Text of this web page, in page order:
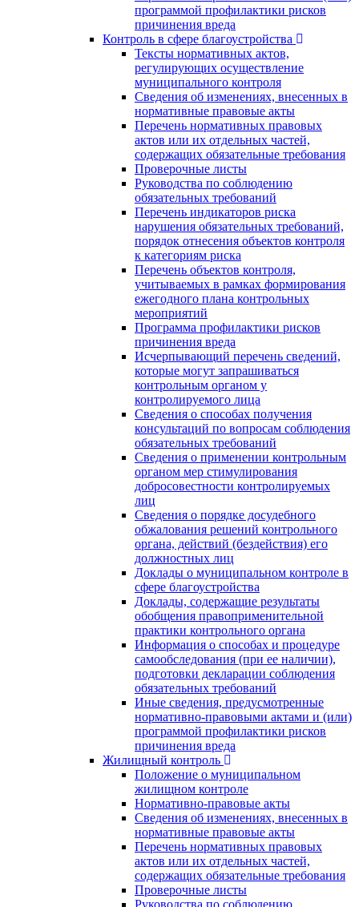
программой профилактики рисков
причинения вреда
Контроль в сфере благоустройства
Тексты нормативных актов,
регулирующих осуществление
муниципального контроля
Сведения об изменениях, внесенных в
нормативные правовые акты
Перечень нормативных правовых
актов или их отдельных частей,
содержащих обязательные требования
Проверочные листы
Руководства по соблюдению
обязательных требований
Перечень индикаторов риска
нарушения обязательных требований,
порядок отнесения объектов контроля
к категориям риска
Перечень объектов контроля,
учитываемых в рамках формирования
ежегодного плана контрольных
мероприятий
Программа профилактики рисков
причинения вреда
Исчерпывающий перечень сведений,
которые могут запрашиваться
контрольным органом у
контролируемого лица
Сведения о способах получения
консультаций по вопросам соблюдения
обязательных требований
Сведения о применении контрольным
органом мер стимулирования
добросовестности контролируемых
лиц
Сведения о порядке досудебного
обжалования решений контрольного
органа, действий (бездействия) его
должностных лиц
Доклады о муниципальном контроле в
сфере благоустройства
Доклады, содержащие результаты
обобщения правоприменительной
практики контрольного органа
Информация о способах и процедуре
самообследования (при ее наличии),
подготовки декларации соблюдения
обязательных требований
Иные сведения, предусмотренные
нормативно-правовыми актами и (или)
программой профилактики рисков
причинения вреда
Жилищный контроль
Положение о муниципальном
жилищном контроле
Нормативно-правовые акты
Сведения об изменениях, внесенных в
нормативные правовые акты
Перечень нормативных правовых
актов или их отдельных частей,
содержащих обязательные требования
Проверочные листы
Руководства по соблюдению